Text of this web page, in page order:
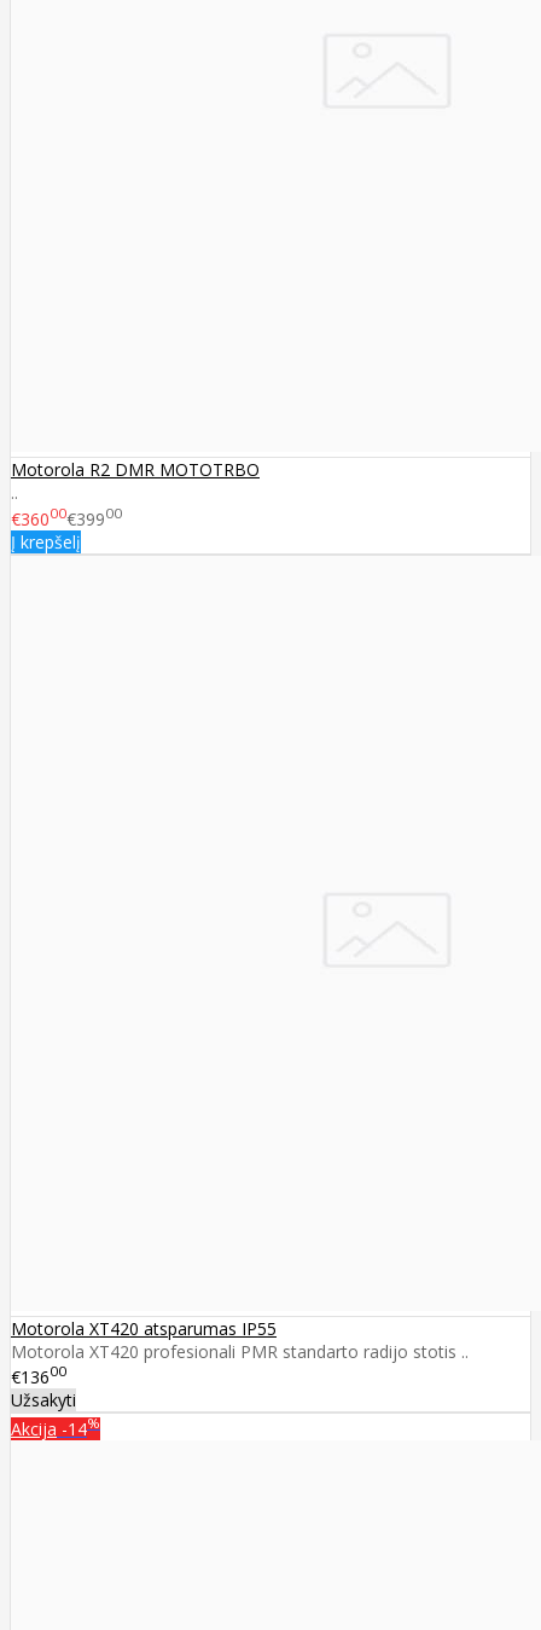
Motorola R2 DMR MOTOTRBO
..
€36000€39900
Į krepšelį
Motorola XT420 atsparumas IP55
Motorola XT420 profesionali PMR standarto radijo stotis ..
€13600
Užsakyti
Akcija -14%